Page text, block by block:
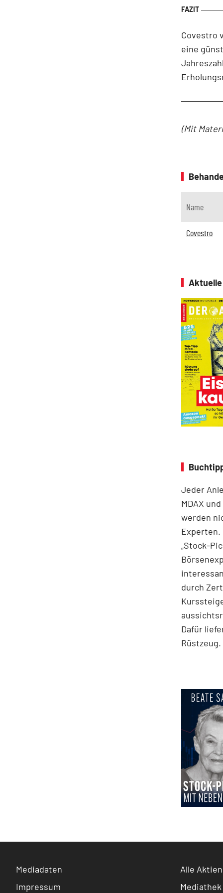
Covestro
eine
(Mit
Name
Covestro
Jeder
MDAX
werden
Experten.
„Stock-
durch
Dafür
Rüstzeug.
Mediadaten
Impressum
Alle Aktien
Mediathek